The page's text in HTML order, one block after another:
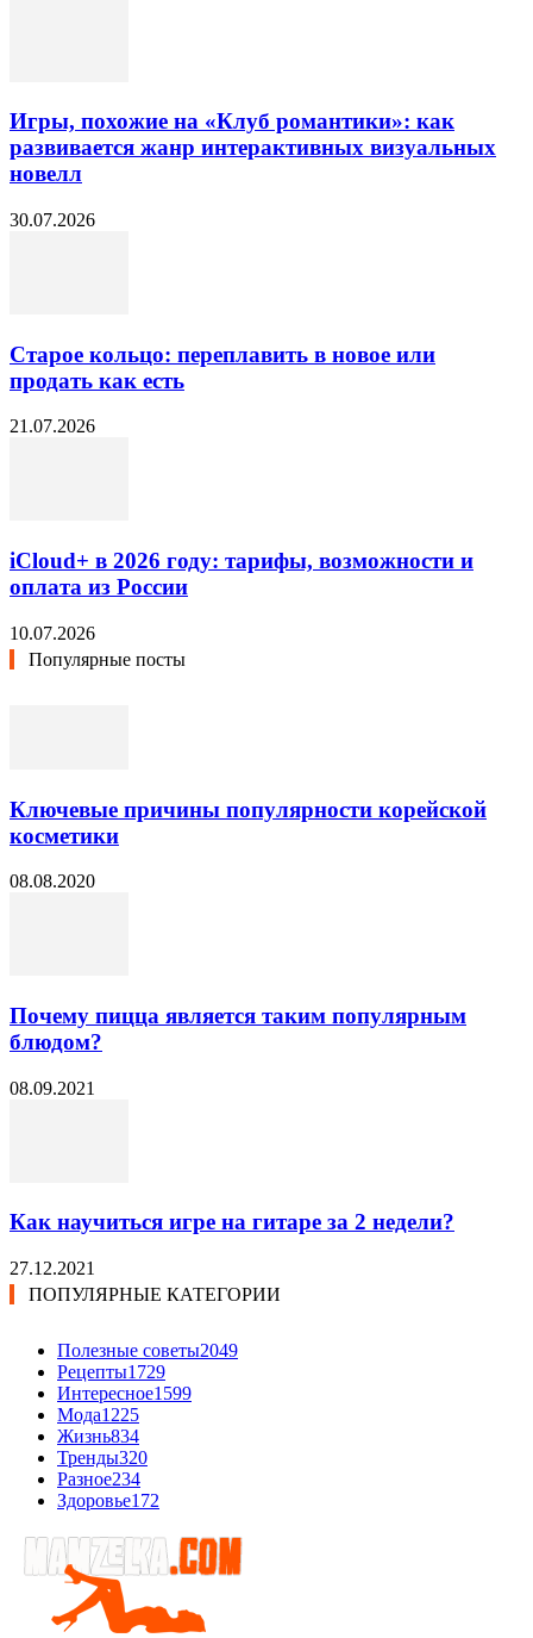
Игры, похожие на «Клуб романтики»: как
развивается жанр интерактивных визуальных
новелл
30.07.2026
Старое кольцо: переплавить в новое или
продать как есть
21.07.2026
iCloud+ в 2026 году: тарифы, возможности и
оплата из России
10.07.2026
Популярные посты
Ключевые причины популярности корейской
косметики
08.08.2020
Почему пицца является таким популярным
блюдом?
08.09.2021
Как научиться игре на гитаре за 2 недели?
27.12.2021
ПОПУЛЯРНЫЕ КАТЕГОРИИ
Полезные советы2049
Рецепты1729
Интересное1599
Мода1225
Жизнь834
Тренды320
Разное234
Здоровье172